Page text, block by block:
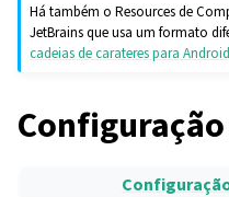
Há também o Resources de
JetBrains que usa um formato
cadeias de carateres para Android